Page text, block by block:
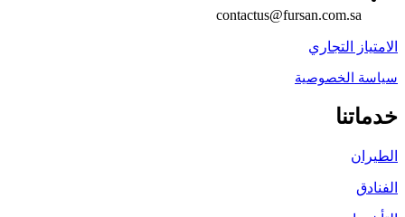
contactus@fursan.com.sa
الامتياز التجاري
سياسة الخصوصية
خدماتنا
الطيران
الفنادق